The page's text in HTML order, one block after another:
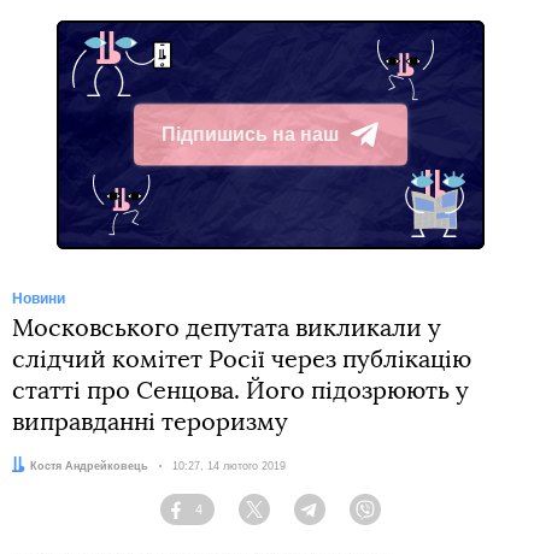
Підпишись на наш
Telegram
Новини
Московського депутата викликали у
слідчий комітет Росії через публікацію
статті про Сенцова. Його підозрюють у
виправданні тероризму
Автор:Костя Андрейковець Дата:
10:27, 14 лютого 2019
Facebook
4
Twitter TelegramViber